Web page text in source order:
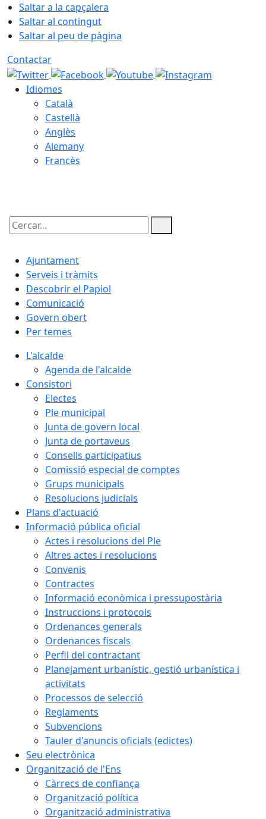
Saltar a la capçalera
Saltar al contingut
Saltar al peu de pàgina
Contactar
Idiomes
Català
Castellà
Anglès
Alemany
Francès
Cercar:
Ajuntament
Serveis i tràmits
Descobrir el Papiol
Comunicació
Govern obert
Per temes
L'alcalde
Agenda de l'alcalde
Consistori
Electes
Ple municipal
Junta de govern local
Junta de portaveus
Consells participatius
Comissió especial de comptes
Grups municipals
Resolucions judicials
Plans d'actuació
Informació pública oficial
Actes i resolucions del Ple
Altres actes i resolucions
Convenis
Contractes
Informació econòmica i pressupostària
Instruccions i protocols
Ordenances generals
Ordenances fiscals
Perfil del contractant
Planejament urbanístic, gestió urbanística i
activitats
Processos de selecció
Reglaments
Subvencions
Tauler d'anuncis oficials (edictes)
Seu electrònica
Organització de l'Ens
Càrrecs de confiança
Organització política
Organització administrativa